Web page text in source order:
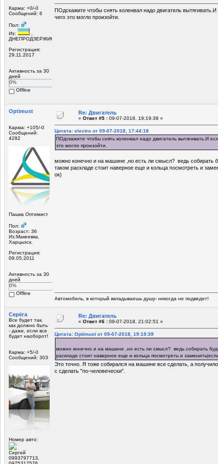
Карма: +0/-0
Сообщений: 6
Пол:
Из:
ДНЕПРОДЗЕРЖИНСК
Регистрация:
29.11.2017
Активность за 30
дней
0%
Offline
ПОдскажите чтобы снять коленвал надо двигатель вытягивать.И
чего это могло произойти.
Optimust
Карма: +105/-0
Сообщений:
4282
Пашка Оптимист
Пол:
Возраст: 36
Из:Макеевка,
Харцызск.
Регистрация:
09.05.2011
Активность за 30
дней
0%
Offline
Re: Двигатель
« Ответ #5 : 09-07-2018, 19:19:39 »
Цитата: electro от 09-07-2018, 17:44:18
ПОдскажите чтобы снять коленвал надо двигатель вытягивать.И
это могло произойти.
можно конечно и на машине ,но есть ли смысл? ведь собирать
таком раскладе стоит наверное еще и кольца посмотреть и
ок)
Автомобиль, в который вкладываешь душу- никогда не подведет!
Серёга
Все будет так,
как должно быть
- даже, если все
будет наоборот!
Карма: +5/-0
Сообщений: 303
Номер авто:
Сергей
0993797713,
Re: Двигатель
« Ответ #6 : 09-07-2018, 21:02:51 »
Цитата: Optimust от 09-07-2018, 19:19:39
можно конечно и на машине ,но есть ли смысл? ведь собирать
раскладе стоит наверное еще и кольца посмотреть и
Это точно. Я тоже собирался на машине все сделать, а
с сделать "по-человечески".